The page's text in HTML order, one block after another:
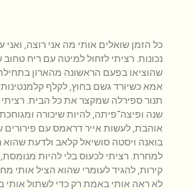
כל הזמן שואלים אותי מה אני רוצה, ואני
נכונות. רציתי לזחול למיטה עם ריח
שהוציאו בפעם הראשונה מהארון
אמא כשיורד גשם בחוץ, לקלף
שנה ופיצה־פיתה, להיות שיכורה
אוהבת, לעשות אייר דראמס עם
בואנה ויסטה סושיאל קלאב ולדעת שהוא
למחרת. רציתי לכעוס בלי להיות
קירות, להגיד לעומרי שהוא הציל אותי
לא ראה אותי באמת רק כדי לשתול